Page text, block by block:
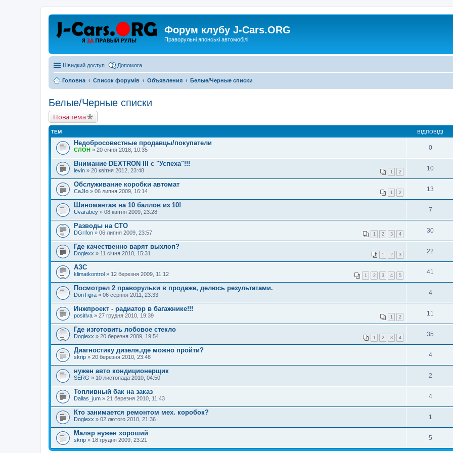
Форум клубу J-Cars.ORG
Праворульні японські автомобілі
Швидкий доступ Допомога
Головна Список форумів Объявления Белые/Черные списки
Белые/Черные списки
Нова тема
ТЕМ ВІДПОВІДІ
Недобросовестные продавцы/покупатели
СЛОН » 20 січня 2018, 10:35 0
Внимание DEXTRON III с "Успеха"!!!
1 2
levin » 20 квітня 2012, 23:48 10
Обслуживание коробки автомат
1 2
CaJIo » 06 липня 2009, 16:14 13
Шиномантаж на 10 баллов из 10!
Uvarabey » 08 квітня 2009, 23:28 7
Разводы на СТО
1 2 3 4
DGrifon » 06 липня 2009, 23:57 30
Где качественно варят выхлоп?
1 2 3
Doglexx » 11 січня 2010, 15:31 22
АЗС
1 2 3 4 5
klimatkontrol » 12 березня 2009, 11:12 41
Посмотрел 2 праворульки в продаже, делюсь результатами.
DonTigra » 06 серпня 2011, 23:33 4
Инжпроект - радиатор в багажнике!!!
1 2
positiva » 27 грудня 2010, 19:39 11
Где изготовить лобовое стекло
1 2 3 4
Doglexx » 20 березня 2009, 19:54 35
Диагностику дизеля,где можно пройти?
skrip » 20 березня 2010, 23:48 4
нужен авто кондиционерщик
SERG » 10 листопада 2010, 04:50 2
Топливный бак на заказ
Dallas_jum » 21 березня 2010, 11:43 4
Кто занимается ремонтом мех. коробок?
Doglexx » 02 лютого 2010, 21:36 1
Маляр нужен хороший
skrip » 18 грудня 2009, 23:21 5